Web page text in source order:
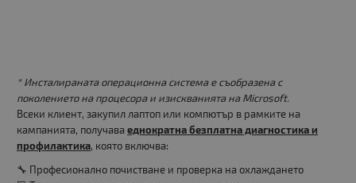
* Инсталираната операционна система е съобразена с
поколението на процесора и изискванията на Microsoft.
Всеки клиент, закупил лаптоп или компютър в рамките на
кампанията, получава еднократна безплатна диагностика и
профилактика, която включва:
🔧 Професионално почистване и проверка на охлаждането